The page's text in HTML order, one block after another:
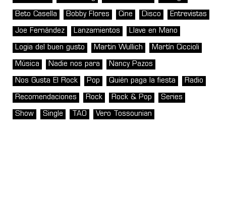
Beto Casella Bobby Flores Cine Disco Entrevistas
Joe Fernández Lanzamientos Llave en Mano
Logia del buen gusto Martin Wullich Martín Ciccioli
Música Nadie nos para Nancy Pazos
Nos Gusta El Rock Pop Quién paga la fiesta Radio
Recomendaciones Rock Rock & Pop Series
Show Single TAO Vero Tossounian